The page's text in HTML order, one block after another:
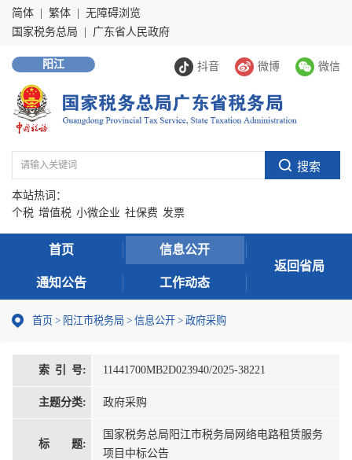
简体 繁体
无障碍浏览
国家税务总局
广东省人民政府
抖音 微博 微信
阳江
本站热词：
个税 增值税 小微企业 社保费 发票
首页 信息公开
通知公告 工作动态
返回省局
首页 > 阳江市税务局 > 信息公开 > 政府采购
索 引 号: 11441700MB2D023940/2025-38221
主题分类: 政府采购
标 题:
国家税务总局阳江市税务局网络电路租赁服务
项目中标公告